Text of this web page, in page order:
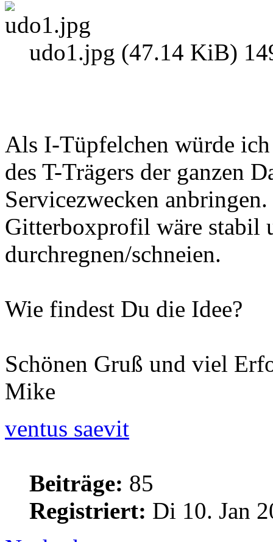
udo1.jpg (47.14 KiB)
Als I-Tüpfelchen würde
des T-Trägers der ganzen
Servicezwecken anbringen.
Gitterboxprofil wäre stabil
durchregnen/schneien.
Wie findest Du die Idee?
Schönen Gruß und viel
Mike
ventus saevit
Beiträge: 85
Registriert: Di 10. Jan